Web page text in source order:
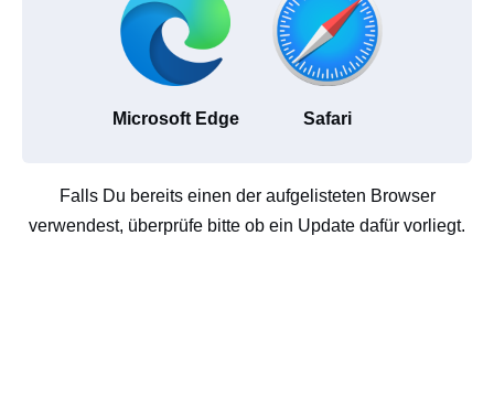
Microsoft Edge Safari
Falls Du bereits einen der aufgelisteten Browser
verwendest, überprüfe bitte ob ein Update dafür vorliegt.